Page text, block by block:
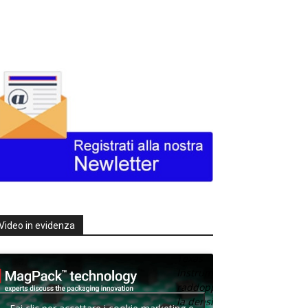
in evidenza
Texas
raddoppia
la densità